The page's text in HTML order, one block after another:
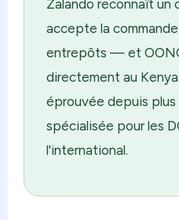
Zalando reconnaît un
accepte la
entrepôts — et
directement au
éprouvée depuis plus
spécialisée pour les
l'international.